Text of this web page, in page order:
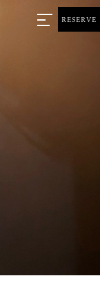
RESERVE